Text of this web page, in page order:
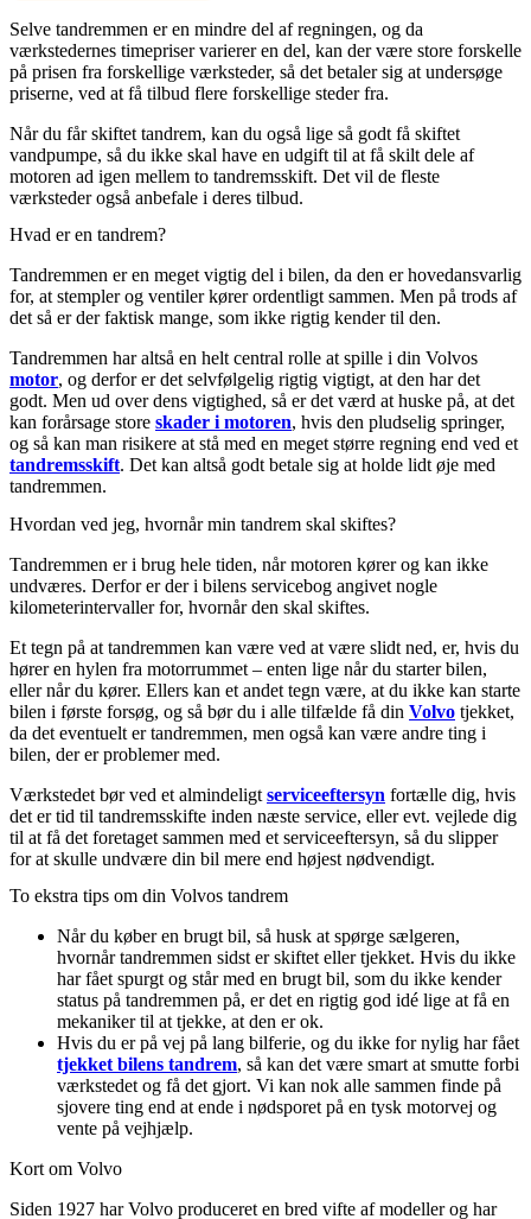
Selve tandremmen er en mindre del af regningen, og da
værkstedernes timepriser varierer en del, kan der være store forskelle
på prisen fra forskellige værksteder, så det betaler sig at undersøge
priserne, ved at få tilbud flere forskellige steder fra.
Når du får skiftet tandrem, kan du også lige så godt få skiftet
vandpumpe, så du ikke skal have en udgift til at få skilt dele af
motoren ad igen mellem to tandremsskift. Det vil de fleste
værksteder også anbefale i deres tilbud.
Hvad er en tandrem?
Tandremmen er en meget vigtig del i bilen, da den er hovedansvarlig
for, at stempler og ventiler kører ordentligt sammen. Men på trods af
det så er der faktisk mange, som ikke rigtig kender til den.
Tandremmen har altså en helt central rolle at spille i din Volvos
motor, og derfor er det selvfølgelig rigtig vigtigt, at den har det
godt. Men ud over dens vigtighed, så er det værd at huske på, at det
kan forårsage store skader i motoren, hvis den pludselig springer,
og så kan man risikere at stå med en meget større regning end ved et
tandremsskift. Det kan altså godt betale sig at holde lidt øje med
tandremmen.
Hvordan ved jeg, hvornår min tandrem skal skiftes?
Tandremmen er i brug hele tiden, når motoren kører og kan ikke
undværes. Derfor er der i bilens servicebog angivet nogle
kilometerintervaller for, hvornår den skal skiftes.
Et tegn på at tandremmen kan være ved at være slidt ned, er, hvis du
hører en hylen fra motorrummet – enten lige når du starter bilen,
eller når du kører. Ellers kan et andet tegn være, at du ikke kan starte
bilen i første forsøg, og så bør du i alle tilfælde få din Volvo tjekket,
da det eventuelt er tandremmen, men også kan være andre ting i
bilen, der er problemer med.
Værkstedet bør ved et almindeligt serviceeftersyn fortælle dig, hvis
det er tid til tandremsskifte inden næste service, eller evt. vejlede dig
til at få det foretaget sammen med et serviceeftersyn, så du slipper
for at skulle undvære din bil mere end højest nødvendigt.
To ekstra tips om din Volvos tandrem
Når du køber en brugt bil, så husk at spørge sælgeren,
hvornår tandremmen sidst er skiftet eller tjekket. Hvis du ikke
har fået spurgt og står med en brugt bil, som du ikke kender
status på tandremmen på, er det en rigtig god idé lige at få en
mekaniker til at tjekke, at den er ok.
Hvis du er på vej på lang bilferie, og du ikke for nylig har fået
tjekket bilens tandrem, så kan det være smart at smutte forbi
værkstedet og få det gjort. Vi kan nok alle sammen finde på
sjovere ting end at ende i nødsporet på en tysk motorvej og
vente på vejhjælp.
Kort om Volvo
Siden 1927 har Volvo produceret en bred vifte af modeller og har